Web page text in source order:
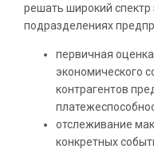
решать широкий
подразделениях
первичная
экономического
контрагентов
отслеживание
конкретных